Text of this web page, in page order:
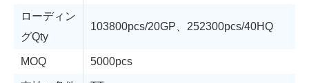
ローディン
グQty
103800pcs/20GP、252300pcs/40HQ
MOQ 5000pcs